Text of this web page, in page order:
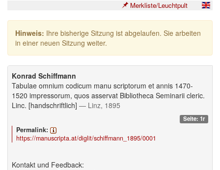
Merkliste/Leuchtpult
Hinweis: Ihre bisherige Sitzung ist abgelaufen. Sie arbeiten
in einer neuen Sitzung weiter.
Konrad Schiffmann
Tabulae omnium codicum manu scriptorum et annis 1470-
1520 impressorum, quos asservat Bibliotheca Seminarii cleric.
Linc. [handschriftlich] — Linz, 1895
Seite: 1r
Permalink:
https://manuscripta.at/diglit/schiffmann_1895/0001
Kontakt und Feedback: